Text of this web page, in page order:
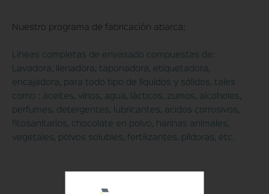
Nuestro programa de fabricación abarca:
Líneas completas de envasado compuestas de:
Lavadora, llenadora, taponadora, etiquetadora,
encajadora, para todo tipo de líquidos y sólidos, tales
como : aceites, vinos, agua, lácticos, zumos, alcoholes,
perfumes, detergentes, lubricantes, acidos corrosivos,
fitosanitarios, chocolate en polvo, harinas animales,
vegetales, polvos solubles, fertilizantes, píldoras, etc.